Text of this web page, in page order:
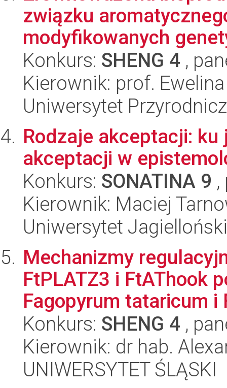
związku
modyfikowanych
Konkurs: SHENG 4 ,
Kierownik: prof.
Uniwersytet
Rodzaje akceptacji:
akceptacji w
Konkurs: SONATINA 9
Kierownik: Maciej
Uniwersytet Jagielloński
Mechanizmy
FtPLATZ3 i FtAThook
Fagopyrum tataricum i
Konkurs: SHENG 4 ,
Kierownik: dr hab.
UNIWERSYTET ŚLĄSKI